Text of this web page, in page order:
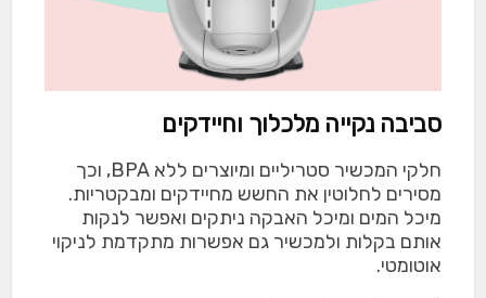
סביבה נקייה מלכלוך וחיידקים
חלקי המכשיר סטריליים ומיוצרים ללא BPA, וכך
מסירים לחלוטין את החשש מחיידקים ומבקטריות.
מיכל המים ומיכל האבקה ניתקים ואפשר לנקות
אותם בקלות ולמכשיר גם אפשרות מתקדמת לניקוי
אוטומטי.